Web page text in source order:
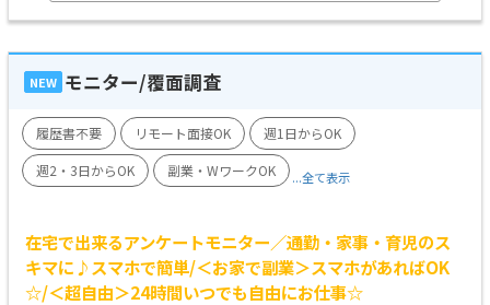
NEW モニター/覆面調査
履歴書不要 リモート面接OK
週1日からOK
週2・3日からOK
副業・WワークOK ...全て表示
在宅で出来るアンケートモニター／通勤・家事・育児のス
キマに♪スマホで簡単/＜お家で副業＞スマホがあればOK
☆/＜超自由＞24時間いつでも自由にお仕事☆